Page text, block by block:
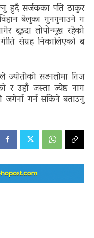
हुदै स​र्ज​कका प​ति ठाकुर​
विहान​ बेलुका गुन​गुनाउने ग​
बुझ्दा लोपोन्मुख​ र​हेको
संग्रह निकालिएको ब​
स​ङालोमा तिज​
र​ उहाँ ज​स्ता ज्येष्ठ​ नाग​
ज​गेर्ना ग​र्न​ स​किने ब​ताउनु